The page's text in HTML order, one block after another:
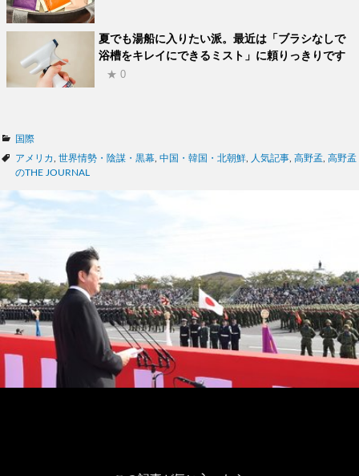
夏でも湯船に入りたい派。最近は「ブラシなしで
浴槽をキレイにできるミスト」に頼りっきりです
★ 0
カ
テ
ゴ
ー
国際
タ
グ
アメリカ 世界情勢・陰謀・黒幕 中国・韓国・北朝鮮 人気記事 高野孟 高野孟
のTHE JOURNAL